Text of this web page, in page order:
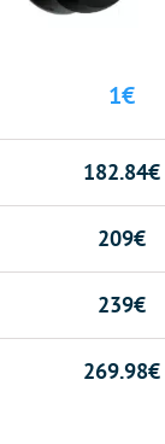
1€
182.84€
209€
239€
269.98€